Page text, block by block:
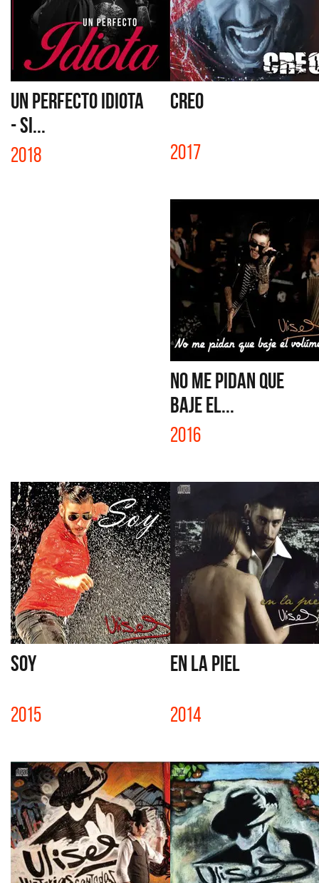
UN PERFECTO IDIOTA
- SI...
2018
CREO
2017
NO ME PIDAN QUE
BAJE EL...
2016
SOY
2015
EN LA PIEL
2014